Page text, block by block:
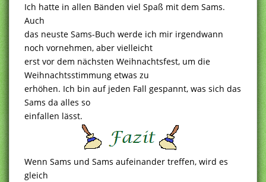
Ich hatte in allen Bänden viel Spaß mit dem Sams.
Auch
das neuste Sams-Buch werde ich mir irgendwann
noch vornehmen, aber vielleicht
erst vor dem nächsten Weihnachtsfest, um die
Weihnachtsstimmung etwas zu
erhöhen. Ich bin auf jeden Fall gespannt, was sich das
Sams da alles so
einfallen lässt.
Wenn Sams und Sams aufeinander treffen, wird es
gleich